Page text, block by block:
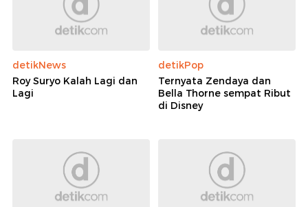
detikNews
Roy Suryo Kalah Lagi dan
Lagi
detikPop
Ternyata Zendaya dan
Bella Thorne sempat Ribut
di Disney